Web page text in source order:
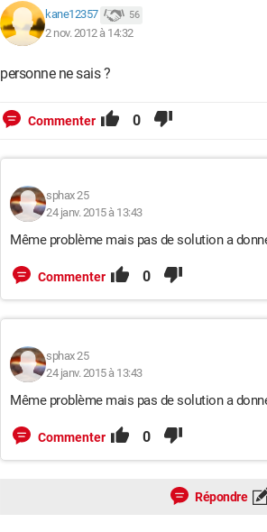
kane12357 56
2 nov. 2012 à 14:32
personne ne sais ?
Commenter 0
sphax 25
24 janv. 2015 à 13:43
Même problème mais pas de solution a
Commenter 0
sphax 25
24 janv. 2015 à 13:43
Même problème mais pas de solution a
Commenter 0
Répondre